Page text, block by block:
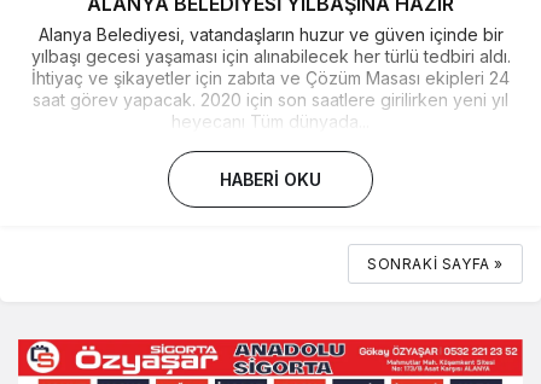
Alanya Belediyesi, vatandaşların huzur ve güven içinde bir
yılbaşı gecesi yaşaması için alınabilecek her türlü tedbiri aldı.
İhtiyaç ve şikayetler için zabıta ve Çözüm Masası ekipleri 24
saat görev yapacak. 2020 için son saatlere girilirken yeni yıl
heyecanı Tüm dünyada...
HABERI OKU
SONRAKI SAYFA »